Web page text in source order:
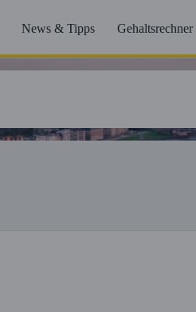
News & Tipps Gehaltsrechner